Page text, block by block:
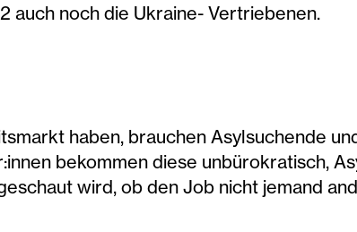
auch noch die Ukraine- Vertriebenen.
haben, brauchen Asylsuchende
bekommen diese unbürokratisch,
wird, ob den Job nicht jemand